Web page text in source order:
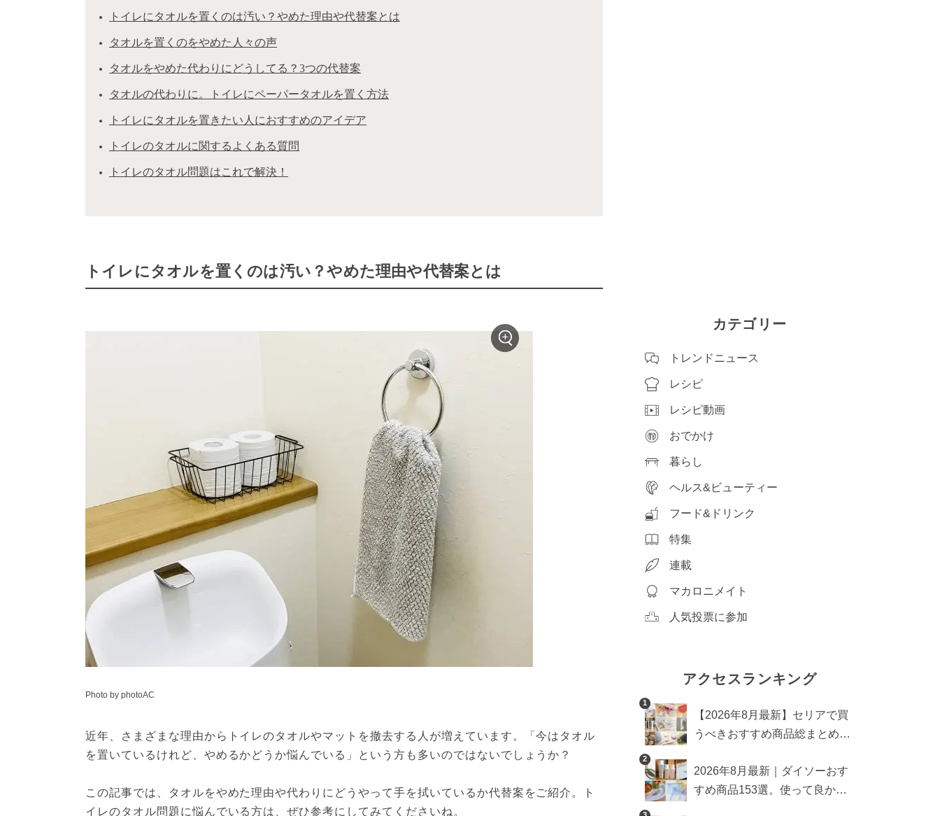
トイレにタオルを置くのは汚い？やめた理由や代替案とは
タオルを置くのをやめた人々の声
タオルをやめた代わりにどうしてる？3つの代替案
タオルの代わりに。トイレにペーパータオルを置く方法
トイレにタオルを置きたい人におすすめのアイデア
トイレのタオルに関するよくある質問
トイレのタオル問題はこれで解決！
トイレにタオルを置くのは汚い？やめた理由や代替案とは
Photo by photoAC
近年、さまざまな理由からトイレのタオルやマットを撤去する人が増えています。「今はタオル
を置いているけれど、やめるかどうか悩んでいる」という方も多いのではないでしょうか？
この記事では、タオルをやめた理由や代わりにどうやって手を拭いているか代替案をご紹介。ト
イレのタオル問題に悩んでいる方は、ぜひ参考にしてみてくださいね。
カテゴリー
トレンドニュース
レシピ
レシピ動画
おでかけ
暮らし
ヘルス&ビューティー
フード&ドリンク
特集
連載
マカロニメイト
人気投票に参加
アクセスランキング
1
【2026年8月最新】セリアで買
うべきおすすめ商品総まとめ。
2
2026年8月最新｜ダイソーおす
すめ商品153選。使って良かっ